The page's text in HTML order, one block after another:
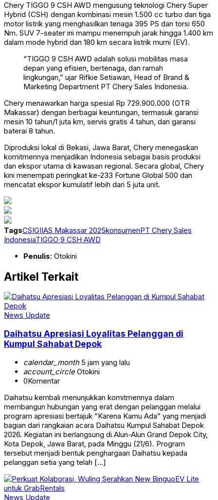
Chery TIGGO 9 CSH AWD mengusung teknologi Chery Super
Hybrid (CSH) dengan kombinasi mesin 1.500 cc turbo dan tiga
motor listrik yang menghasilkan tenaga 395 PS dan torsi 650
Nm. SUV 7-seater ini mampu menempuh jarak hingga 1.400 km
dalam mode hybrid dan 180 km secara listrik murni (EV).
“TIGGO 9 CSH AWD adalah solusi mobilitas masa
depan yang efisien, bertenaga, dan ramah
lingkungan,” ujar Rifkie Setiawan, Head of Brand &
Marketing Department PT Chery Sales Indonesia.
Chery menawarkan harga spesial Rp 729.900.000 (OTR
Makassar) dengan berbagai keuntungan, termasuk garansi
mesin 10 tahun/1 juta km, servis gratis 4 tahun, dan garansi
baterai 8 tahun.
Diproduksi lokal di Bekasi, Jawa Barat, Chery menegaskan
komitmennya menjadikan Indonesia sebagai basis produksi
dan ekspor utama di kawasan regional. Secara global, Chery
kini menempati peringkat ke-233 Fortune Global 500 dan
mencatat ekspor kumulatif lebih dari 5 juta unit.
TagsCSIGIIAS Makassar 2025konsumenPT Chery Sales
IndonesiaTIGGO 9 CSH AWD
Penulis: Otokini
Artikel Terkait
News Update
Daihatsu Apresiasi Loyalitas Pelanggan di
Kumpul Sahabat Depok
calendar_month5 jam yang lalu
account_circleOtokini
0Komentar
Daihatsu kembali menunjukkan komitmennya dalam
membangun hubungan yang erat dengan pelanggan melalui
program apresiasi bertajuk “Karena Kamu Ada” yang menjadi
bagian dari rangkaian acara Daihatsu Kumpul Sahabat Depok
2026. Kegiatan ini berlangsung di Alun-Alun Grand Depok City,
Kota Depok, Jawa Barat, pada Minggu (21/6). Program
tersebut menjadi bentuk penghargaan Daihatsu kepada
pelanggan setia yang telah […]
News Update